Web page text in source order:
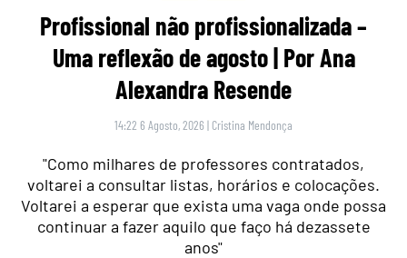
Profissional não profissionalizada –
Uma reflexão de agosto | Por Ana
Alexandra Resende
14:22 6 Agosto, 2026 | Cristina Mendonça
"Como milhares de professores contratados,
voltarei a consultar listas, horários e colocações.
Voltarei a esperar que exista uma vaga onde possa
continuar a fazer aquilo que faço há dezassete
anos"